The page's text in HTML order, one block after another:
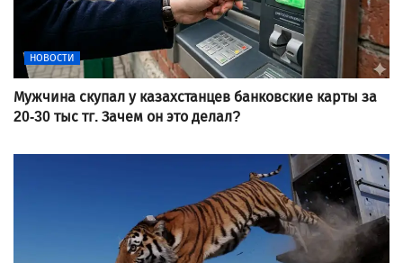
НОВОСТИ
Мужчина скупал у казахстанцев банковские карты за
20-30 тыс тг. Зачем он это делал?